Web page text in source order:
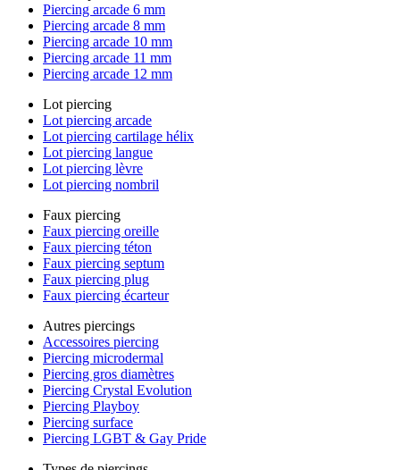
Piercing arcade 6 mm
Piercing arcade 8 mm
Piercing arcade 10 mm
Piercing arcade 11 mm
Piercing arcade 12 mm
Lot piercing
Lot piercing arcade
Lot piercing cartilage hélix
Lot piercing langue
Lot piercing lèvre
Lot piercing nombril
Faux piercing
Faux piercing oreille
Faux piercing téton
Faux piercing septum
Faux piercing plug
Faux piercing écarteur
Autres piercings
Accessoires piercing
Piercing microdermal
Piercing gros diamètres
Piercing Crystal Evolution
Piercing Playboy
Piercing surface
Piercing LGBT & Gay Pride